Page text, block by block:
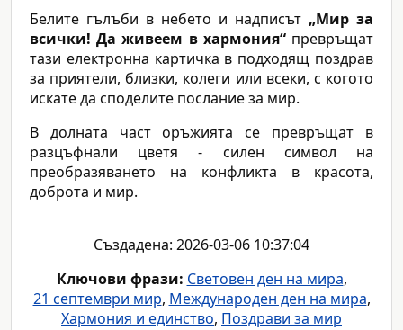
Белите гълъби в небето и надписът „Мир за
всички! Да живеем в хармония“превръщат
тази електронна картичка в подходящ поздрав
за приятели, близки, колеги или всеки, с когото
искате да споделите послание за мир.
В долната част оръжията се превръщат в
разцъфнали цветя - силен символ на
преобразяването на конфликта в красота,
доброта и мир.
Създадена: 2026-03-06 10:37:04
Ключови фрази: Световен ден на мира,
21 септември мир, Международен ден на мира,
Хармония и единство, Поздрави за мир